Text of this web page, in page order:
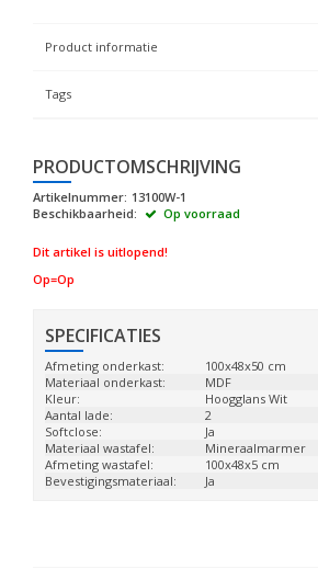
Product informatie
Tags
PRODUCTOMSCHRIJVING
Artikelnummer: 13100W-1
Beschikbaarheid:
Op voorraad
Dit artikel is uitlopend!
Op=Op
SPECIFICATIES
Afmeting onderkast:
100x48x50 cm
Materiaal onderkast:
MDF
Kleur:
Hoogglans Wit
Aantal lade:
2
Softclose:
Ja
Materiaal wastafel:
Mineraalmarmer
Afmeting wastafel:
100x48x5 cm
Bevestigingsmateriaal:
Ja